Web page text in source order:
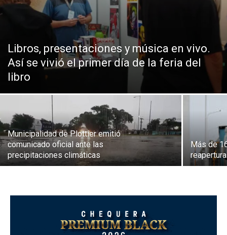
Libros, presentaciones y música en vivo.
Así se vivió el primer día de la feria del
libro
Municipalidad de Plottier emitió
comunicado oficial ante las
precipitaciones climáticas
Más de